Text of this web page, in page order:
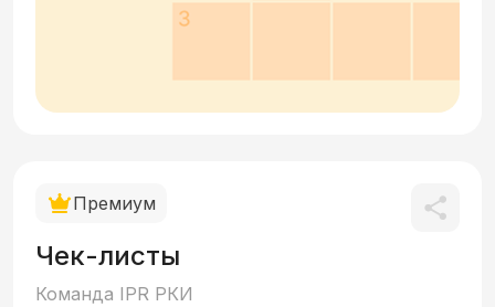
Премиум
Чек-листы
Команда IPR РКИ